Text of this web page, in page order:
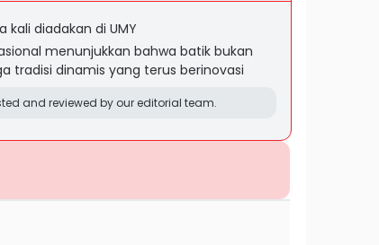
diadakan di UMY
menunjukkan bahwa batik bukan
tradisi dinamis yang terus berinovasi
and reviewed by our editorial team.